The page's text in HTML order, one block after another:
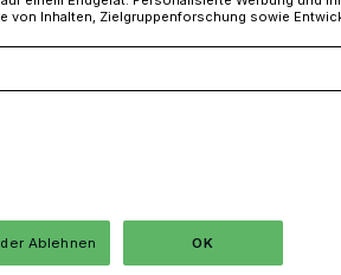
Feuerwehr
Unwetter mit Starkregen
und die „Todeskurve“
von Inhalten, Zielgruppenforschung sowie
Ablehnen OK